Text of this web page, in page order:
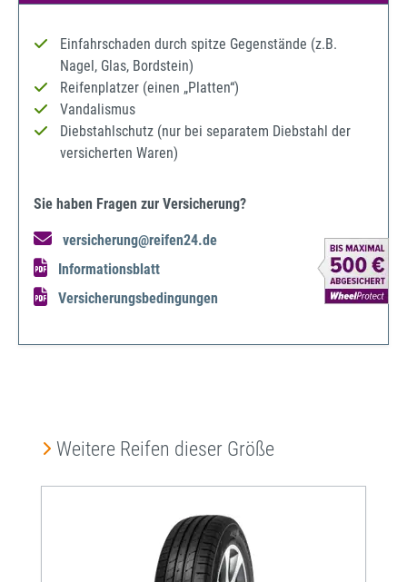
Einfahrschaden durch spitze Gegenstände (z.B.
Nagel, Glas, Bordstein)
Reifenplatzer (einen „Platten“)
Vandalismus
Diebstahlschutz (nur bei separatem Diebstahl der
versicherten Waren)
Sie haben Fragen zur Versicherung?
versicherung@reifen24.de
Informationsblatt
Versicherungsbedingungen
Produktgalerie überspringen
Weitere Reifen dieser Größe